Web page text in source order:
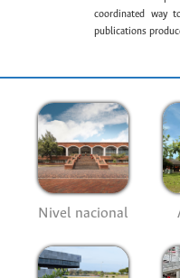
coordinated way
publications
Nivel nacional